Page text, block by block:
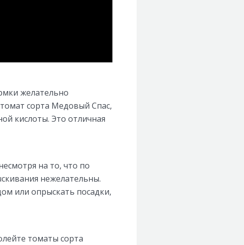
желательно
сорта Медовый Спас,
кислоты. Это отличная
на то, что по
нежелательны.
или опрыскать посадки,
томаты сорта